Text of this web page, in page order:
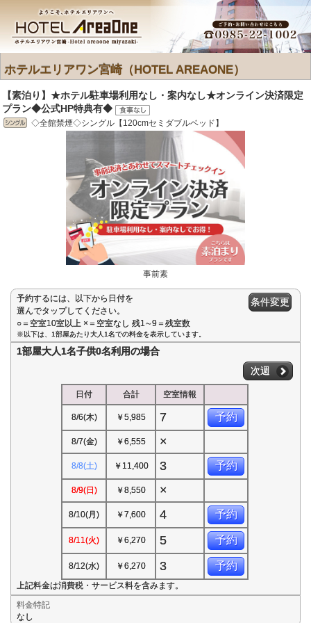
ホテルエリアワン宮崎（HOTEL AREAONE）
【素泊り】★ホテル駐車場利用なし・案内なし★オンライン決済限定
プラン◆公式HP特典有◆
◇全館禁煙◇シングル【120cmセミダブルベッド】
事前素
予約するには、以下から日付を
選んでタップしてください。
○＝空室10室以上 ×＝空室なし 残1∼9＝残室数
条件変更
※以下は、1部屋あたり大人1名での料金を表示しています。
1部屋大人1名子供0名利用の場合
次週
日付 合計 空室情報
8/6(木) ￥5,985 7 予約
8/7(金) ￥6,555 ×
8/8(土) ￥11,400 3 予約
8/9(日) ￥8,550 ×
8/10(月) ￥7,600 4 予約
8/11(火) ￥6,270 5 予約
8/12(水) ￥6,270 3 予約
上記料金は消費税・サービス料を含みます。
料金特記
なし